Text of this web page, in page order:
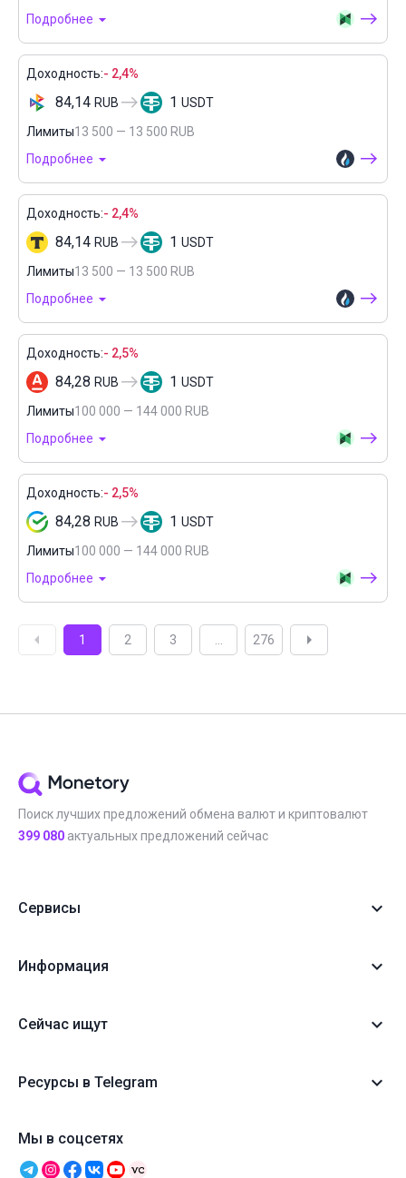
Подробнее
Доходность:- 2,4%
84,14 RUB 1 USDT
Лимиты13 500 — 13 500 RUB
Подробнее
Доходность:- 2,4%
84,14 RUB 1 USDT
Лимиты13 500 — 13 500 RUB
Подробнее
Доходность:- 2,5%
84,28 RUB 1 USDT
Лимиты100 000 — 144 000 RUB
Подробнее
Доходность:- 2,5%
84,28 RUB 1 USDT
Лимиты100 000 — 144 000 RUB
Подробнее
1 2 3 276
Поиск лучших предложений обмена валют и криптовалют
399 080 актуальных предложений сейчас
Сервисы
Информация
Сейчас ищут
Ресурсы в Telegram
Мы в соцсетях